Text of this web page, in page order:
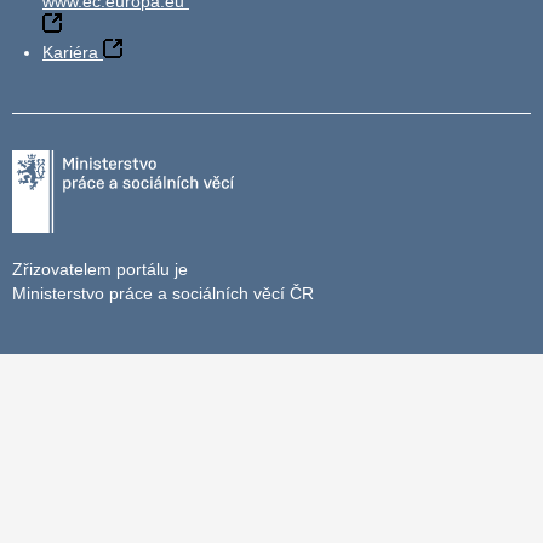
Kariéra
Zřizovatelem portálu je
Ministerstvo práce a sociálních věcí ČR